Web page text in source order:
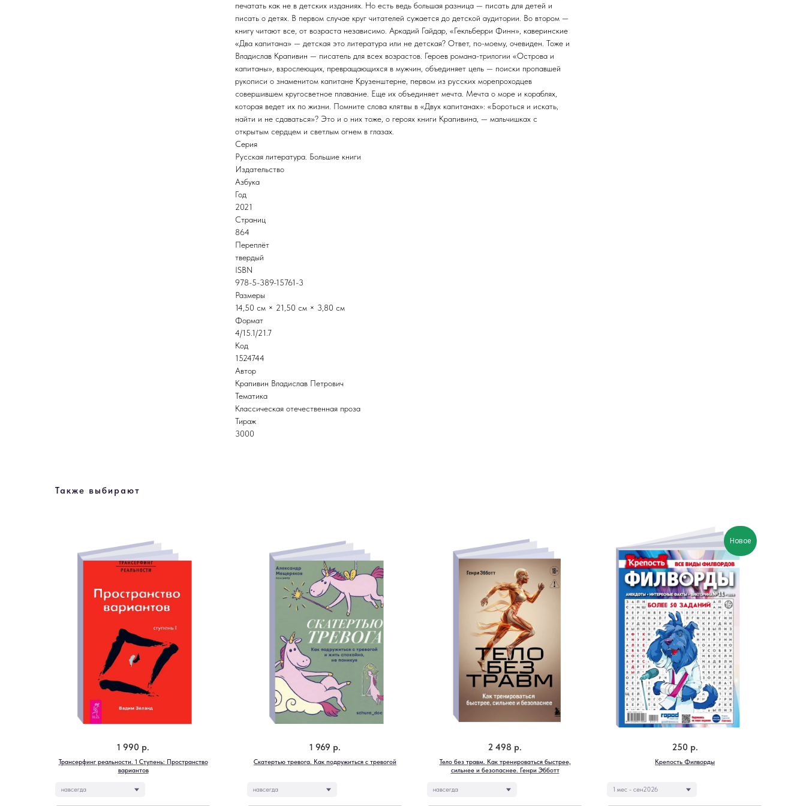
печатать как не в детских изданиях. Но есть ведь большая разница — писать для детей и
писать о детях. В первом случае круг читателей сужается до детской аудитории. Во втором —
книгу читают все, от возраста независимо. Аркадий Гайдар, «Гекльберри Финн», каверинские
«Два капитана» — детская это литература или не детская? Ответ, по-моему, очевиден. Тоже и
Владислав Крапивин — писатель для всех возрастов. Героев романа-трилогии «Острова и
капитаны», взрослеющих, превращающихся в мужчин, объединяет цель — поиски пропавшей
рукописи о знаменитом капитане Крузенштерне, первом из русских морепроходцев
совершившем кругосветное плавание. Еще их объединяет мечта. Мечта о море и кораблях,
которая ведет их по жизни. Помните слова клятвы в «Двух капитанах»: «Бороться и искать,
найти и не сдаваться»? Это и о них тоже, о героях книги Крапивина, — мальчишках с
открытым сердцем и светлым огнем в глазах.
Серия
Русская литература. Большие книги
Издательство
Азбука
Год
2021
Страниц
864
Переплёт
твердый
ISBN
978-5-389-15761-3
Размеры
14,50 см × 21,50 см × 3,80 см
Формат
4/15.1/21.7
Код
1524744
Автор
Крапивин Владислав Петрович
Тематика
Классическая отечественная проза
Тираж
3000
Также выбирают
Трансерфинг реальности. 1 Ступень: Пространство
вариантов
1 990 р.
Скатертью тревога. Как подружиться с тревогой
1 969 р.
Тело без травм. Как тренироваться быстрее,
сильнее и безопаснее. Генри Эбботт
2 498 р.
Новое
Крепость Филворды
250 р.